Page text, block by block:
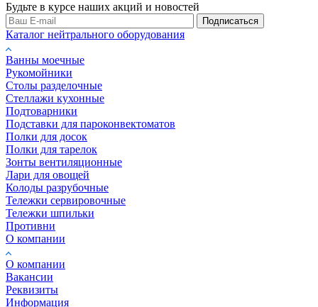
Будьте в курсе наших акций и новостей
Подписаться
Каталог нейтрального оборудования
Ванны моечные
Рукомойники
Столы разделочные
Стеллажи кухонные
Подтоварники
Подставки для пароконвектоматов
Полки для досок
Полки для тарелок
Зонты вентиляционные
Лари для овощей
Колоды разрубочные
Тележки сервировочные
Тележки шпильки
Противни
О компании
О компании
Вакансии
Реквизиты
Информация